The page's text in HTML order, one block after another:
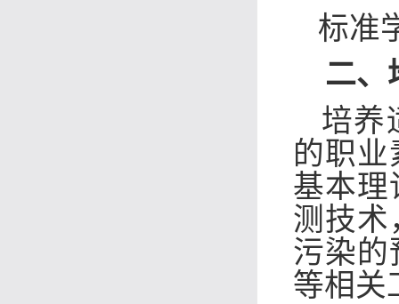
标准
二、
培养
的职
基本理
测技术
污染的
等相关